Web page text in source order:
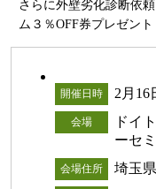
さらに外壁劣化診断依
ム３％OFF券プレゼント
開催日時 2月
会場
ドイ
ーセ
会場住所 埼玉